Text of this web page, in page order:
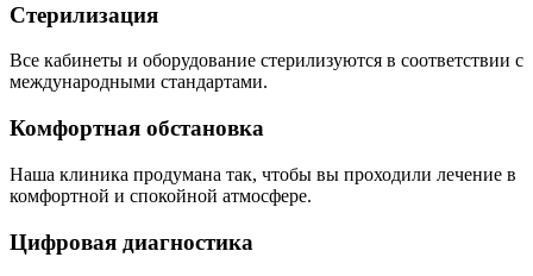
Стерилизация
Все кабинеты и оборудование стерилизуются в соответствии с
международными стандартами.
Комфортная обстановка
Наша клиника продумана так, чтобы вы проходили лечение в
комфортной и спокойной атмосфере.
Цифровая диагностика